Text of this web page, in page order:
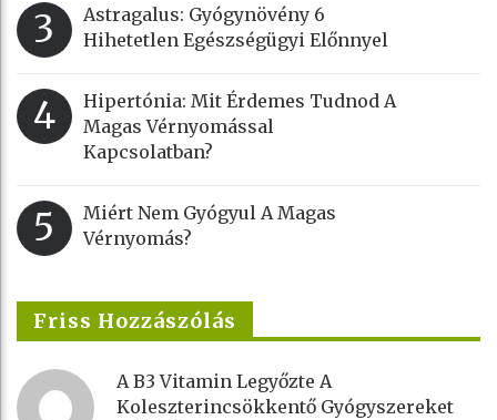
3
Astragalus: Gyógynövény 6
Hihetetlen Egészségügyi Előnnyel
4
Hipertónia: Mit Érdemes Tudnod A
Magas Vérnyomással
Kapcsolatban?
5
Miért Nem Gyógyul A Magas
Vérnyomás?
Friss Hozzászólás
A B3 Vitamin Legyőzte A
Koleszterincsökkentő Gyógyszereket